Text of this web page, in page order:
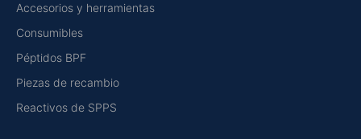
Accesorios y herramientas
Consumibles
Péptidos BPF
Piezas de recambio
Reactivos de SPPS